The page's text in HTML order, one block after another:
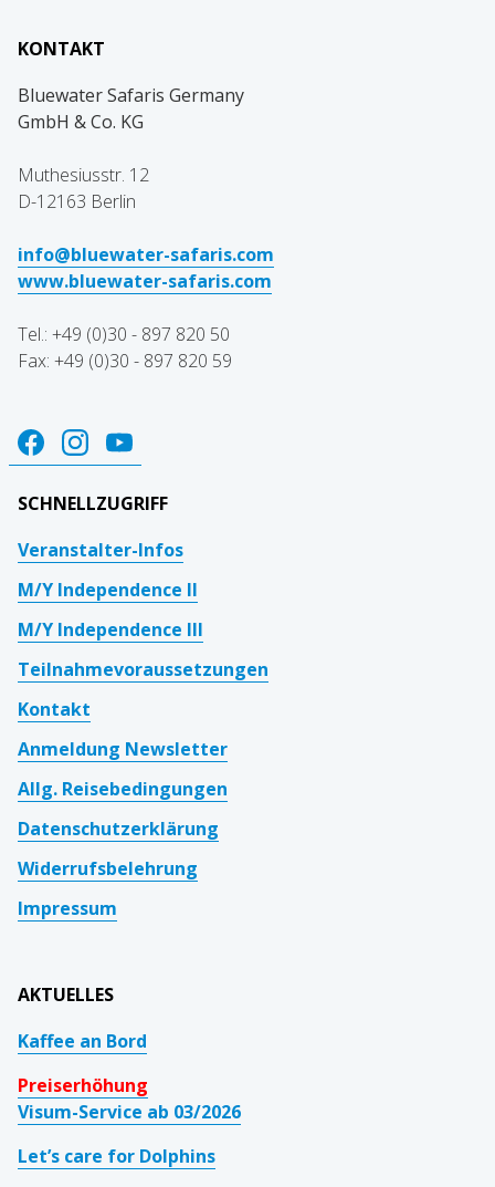
KONTAKT
Bluewater Safaris Germany
GmbH & Co. KG
Muthesiusstr. 12
D-12163 Berlin
info@bluewater-safaris.com
www.bluewater-safaris.com
Tel.: +49 (0)30 - 897 820 50
Fax: +49 (0)30 - 897 820 59
SCHNELLZUGRIFF
Veranstalter-Infos
M/Y Independence II
M/Y Independence III
Teilnahmevoraussetzungen
Kontakt
Anmeldung Newsletter
Allg. Reisebedingungen
Datenschutzerklärung
Widerrufsbelehrung
Impressum
AKTUELLES
Kaffee an Bord
Preiserhöhung
Visum-Service ab 03/2026
Let’s care for Dolphins